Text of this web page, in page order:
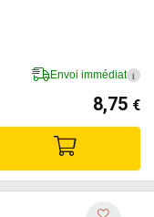
Envoi immédiat i
8,75 €